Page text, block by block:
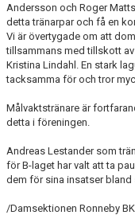
Andersson och Roger
detta tränarpar och få en
Vi är övertygade om att
tillsammans med tillskott
Kristina Lindahl. En stark
tacksamma för och tror
Målvaktstränare är
detta i föreningen.
Andreas Lestander som
för B-laget har valt att ta
dem för sina insatser bland
/Damsektionen Ronneby BK